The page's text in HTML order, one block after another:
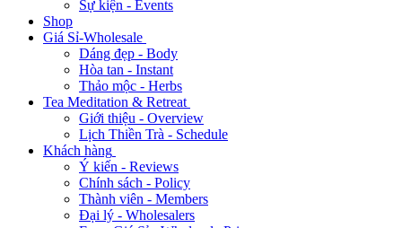
Sự kiện - Events
Shop
Giá Sỉ-Wholesale
Dáng đẹp - Body
Hòa tan - Instant
Thảo mộc - Herbs
Tea Meditation & Retreat
Giới thiệu - Overview
Lịch Thiền Trà - Schedule
Khách hàng
Ý kiến - Reviews
Chính sách - Policy
Thành viên - Members
Đại lý - Wholesalers